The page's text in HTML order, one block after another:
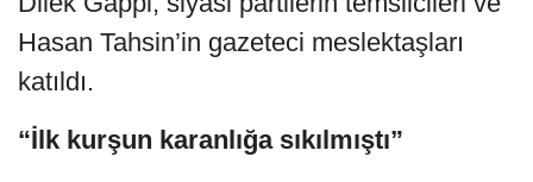
Hasan Tahsin’in gazeteci meslektaşları
katıldı.
“İlk kurşun karanlığa sıkılmıştı”